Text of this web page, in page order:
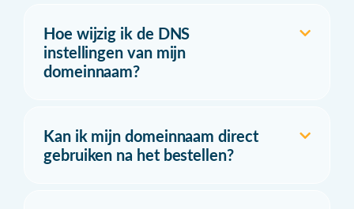
Hoe wijzig ik de DNS
instellingen van mijn
domeinnaam?
Kan ik mijn domeinnaam direct
gebruiken na het bestellen?